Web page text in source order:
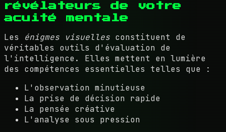
révélateurs de votre
acuité mentale
Les énigmes visuelles constituent de
véritables outils d'évaluation de
l'intelligence. Elles mettent en lumière
des compétences essentielles telles que :
L'observation minutieuse
La prise de décision rapide
La pensée créative
L'analyse sous pression